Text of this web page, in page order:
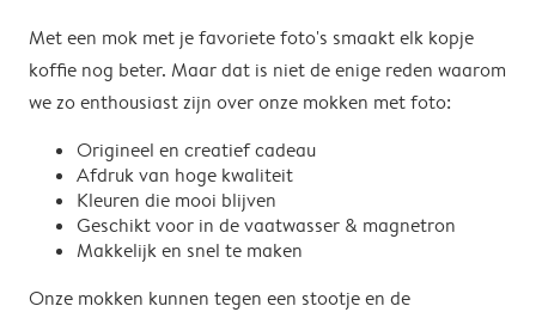
Met een mok met je favoriete foto's smaakt elk kopje
koffie nog beter. Maar dat is niet de enige reden waarom
we zo enthousiast zijn over onze mokken met foto:
Origineel en creatief cadeau
Afdruk van hoge kwaliteit
Kleuren die mooi blijven
Geschikt voor in de vaatwasser & magnetron
Makkelijk en snel te maken
Onze mokken kunnen tegen een stootje en de